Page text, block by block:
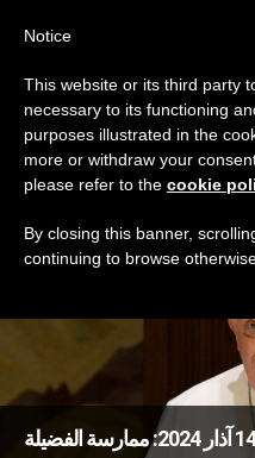
TAG
DERNIÈRES
Notice
This website or its third party
necessary to its functioning
purposes illustrated in the
more or withdraw your
please refer to the cookie
By closing this banner,
continuing to browse